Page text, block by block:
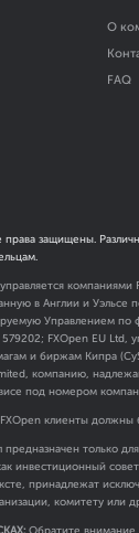
О
FAQ
права защищены.
компаниями
в Англии и Уэльсе
Управлением по
579202; FXOpen EU Ltd,
и биржам Кипра
компанию,
под номером
FXOpen клиенты должны
предназначен только
инвестиционный
принадлежат
комитету или